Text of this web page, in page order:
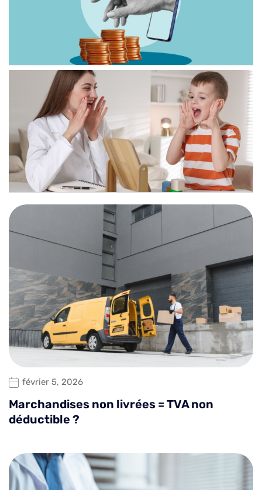
février 5, 2026
Marchandises non livrées = TVA non
déductible ?